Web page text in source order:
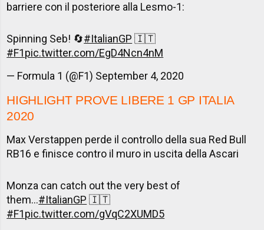
barriere con il posteriore alla Lesmo-1:
Spinning Seb! 🔄#ItalianGP 🇮🇹
#F1pic.twitter.com/EgD4Ncn4nM
— Formula 1 (@F1) September 4, 2020
HIGHLIGHT PROVE LIBERE 1 GP ITALIA
2020
Max Verstappen perde il controllo della sua Red Bull
RB16 e finisce contro il muro in uscita della Ascari
Monza can catch out the very best of
them...#ItalianGP 🇮🇹
#F1pic.twitter.com/gVqC2XUMD5